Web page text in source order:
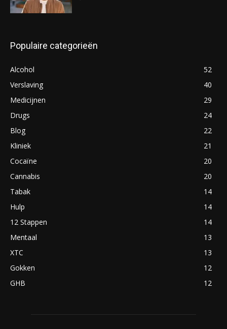
Populaire categorieën
Alcohol
52
Verslaving
40
Medicijnen
29
Drugs
24
Blog
22
Kliniek
21
Cocaïne
20
Cannabis
20
Tabak
14
Hulp
14
12 Stappen
14
Mentaal
13
XTC
13
Gokken
12
GHB
12